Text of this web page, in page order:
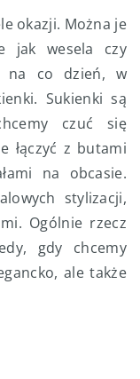
okazji. Można je
jak wesela czy
na co dzień, w
Sukienki są
czuć się
łączyć z butami
na obcasie.
stylizacji,
Ogólnie rzecz
gdy chcemy
ale także